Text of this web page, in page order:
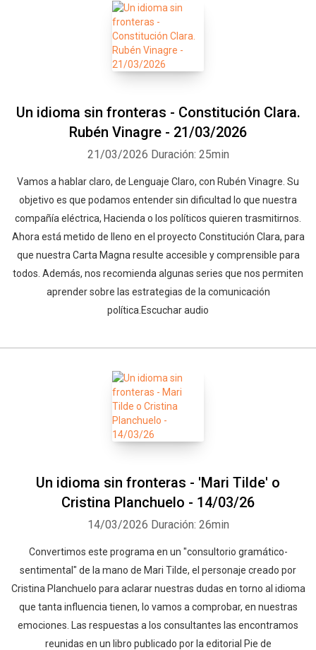
Un idioma sin fronteras - Constitución Clara.
Rubén Vinagre - 21/03/2026
21/03/2026 Duración: 25min
Vamos a hablar claro, de Lenguaje Claro, con Rubén Vinagre. Su
objetivo es que podamos entender sin dificultad lo que nuestra
compañía eléctrica, Hacienda o los políticos quieren trasmitirnos.
Ahora está metido de lleno en el proyecto Constitución Clara, para
que nuestra Carta Magna resulte accesible y comprensible para
todos. Además, nos recomienda algunas series que nos permiten
aprender sobre las estrategias de la comunicación
política.Escuchar audio
Un idioma sin fronteras - 'Mari Tilde' o
Cristina Planchuelo - 14/03/26
14/03/2026 Duración: 26min
Convertimos este programa en un "consultorio gramático-
sentimental" de la mano de Mari Tilde, el personaje creado por
Cristina Planchuelo para aclarar nuestras dudas en torno al idioma
que tanta influencia tienen, lo vamos a comprobar, en nuestras
emociones. Las respuestas a los consultantes las encontramos
reunidas en un libro publicado por la editorial Pie de